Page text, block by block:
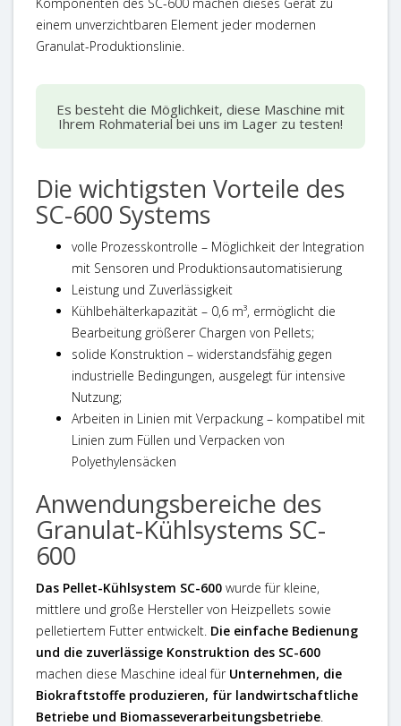
einem unverzichtbaren Element jeder modernen
Granulat-Produktionslinie.
Es besteht die Möglichkeit, diese Maschine mit
Ihrem Rohmaterial bei uns im Lager zu testen!
Die wichtigsten Vorteile des
SC-600 Systems
volle Prozesskontrolle – Möglichkeit der Integration
mit Sensoren und Produktionsautomatisierung
Leistung und Zuverlässigkeit
Kühlbehälterkapazität – 0,6 m³, ermöglicht die
Bearbeitung größerer Chargen von Pellets;
solide Konstruktion – widerstandsfähig gegen
industrielle Bedingungen, ausgelegt für intensive
Nutzung;
Arbeiten in Linien mit Verpackung – kompatibel mit
Linien zum Füllen und Verpacken von
Polyethylensäcken
Anwendungsbereiche des
Granulat-Kühlsystems SC-
600
Das Pellet-Kühlsystem SC-600 wurde für kleine,
mittlere und große Hersteller von Heizpellets sowie
pelletiertem Futter entwickelt. Die einfache Bedienung
und die zuverlässige Konstruktion des SC-600
machen diese Maschine ideal für Unternehmen, die
Biokraftstoffe produzieren, für landwirtschaftliche
Betriebe und Biomasseverarbeitungsbetriebe